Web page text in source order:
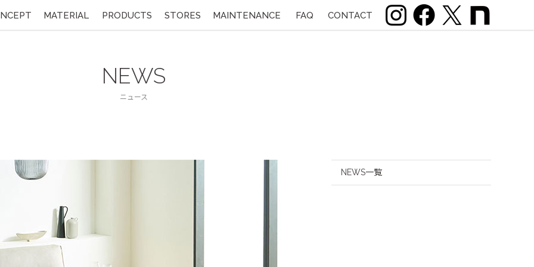
MATERIAL PRODUCTS STORES MAINTENANCE FAQ CONTACT
NEWS
ニュース
NEWS一覧